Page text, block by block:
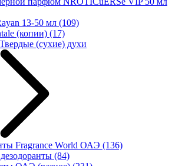
13-50 мл (109)
(копии) (17)
(сухие) духи
Fragrance World ОАЭ (136)
(84)